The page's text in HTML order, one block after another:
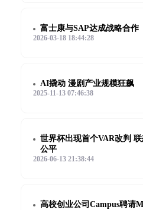
富士康与SAP达成战略合作
2026-03-18 18:44:28
AI撬动 漫剧产业规模狂飙
2025-11-13 07:46:38
世界杯出现首个VAR改判
公平
2026-06-13 21:38:44
高校创业公司Campus聘请